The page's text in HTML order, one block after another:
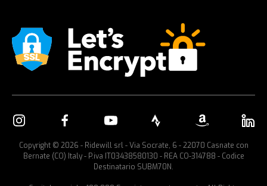
Copyright © 2026 - Ridewill srl - Via Socrate, 6 - 22070 Casnate con
Bernate (CO) Italy - P.iva IT03438580130 - REA CO-314788 - Codice
Destinatario SUBM70N.